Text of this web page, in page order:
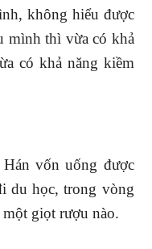
không hiểu được
mình thì vừa có khả
có khả năng kiềm
vốn uống được
du học, trong vòng
giọt rượu nào.